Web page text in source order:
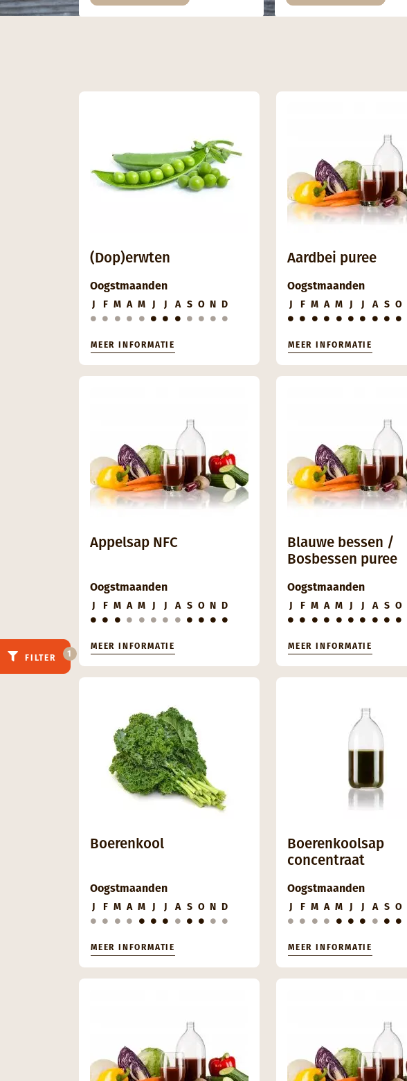
(Dop)erwten
Oogstmaanden
J F M A M J J A S O N D
MEER INFORMATIE
Aardbei puree
Oogstmaanden
J F M A M J J A S O
MEER INFORMATIE
Appelsap NFC
Oogstmaanden
J F M A M J J A S O N D
MEER INFORMATIE
Blauwe bessen /
Bosbessen puree
Oogstmaanden
J F M A M J J A S O
MEER INFORMATIE
Boerenkool
Oogstmaanden
J F M A M J J A S O N D
MEER INFORMATIE
Boerenkoolsap
concentraat
Oogstmaanden
J F M A M J J A S O
MEER INFORMATIE
FILTER 1